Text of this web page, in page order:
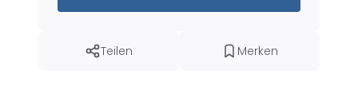
Teilen Merken